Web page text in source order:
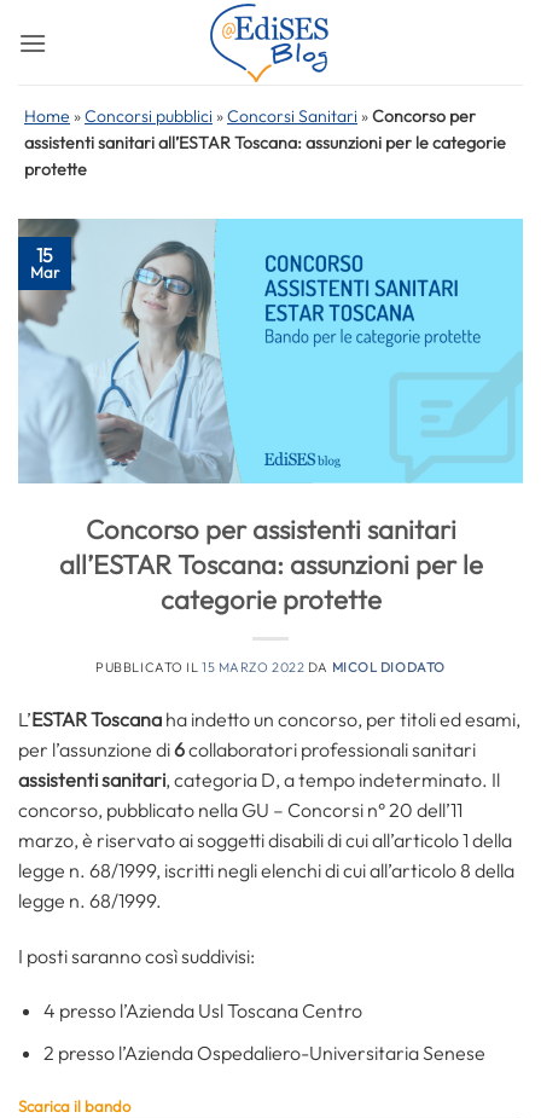
Home »Concorsi pubblici »Concorsi Sanitari »Concorso per
assistenti sanitari all’ESTAR Toscana: assunzioni per le categorie
protette
15
Mar
Concorso per assistenti sanitari
all’ESTAR Toscana: assunzioni per le
categorie protette
PUBBLICATO IL15 MARZO 2022 DA MICOL DIODATO
L’ESTAR Toscana ha indetto un concorso, per titoli ed esami,
per l’assunzione di6collaboratori professionali sanitari
assistenti sanitari, categoria D, a tempo indeterminato. Il
concorso, pubblicato nella GU – Concorsi n° 20 dell’11
marzo, è riservato ai soggetti disabili di cui all’articolo 1 della
legge n. 68/1999, iscritti negli elenchi di cui all’articolo 8 della
legge n. 68/1999.
I posti saranno così suddivisi:
4 presso l’Azienda Usl Toscana Centro
2 presso l’Azienda Ospedaliero-Universitaria Senese
Scarica il bando